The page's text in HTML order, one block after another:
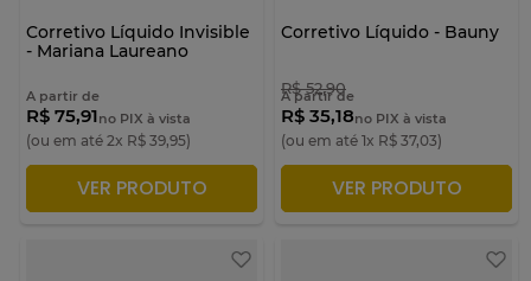
Corretivo Líquido Invisible
- Mariana Laureano
A partir de
R$ 75,91no PIX à vista
(ou em até 2x R$ 39,95)
ADICIONAR À SACOLA
VER PRODUTO
Corretivo Líquido - Bauny
R$ 52,90
A partir de
R$ 35,18no PIX à vista
(ou em até 1x R$ 37,03)
ADICIONAR À SACOLA
VER PRODUTO